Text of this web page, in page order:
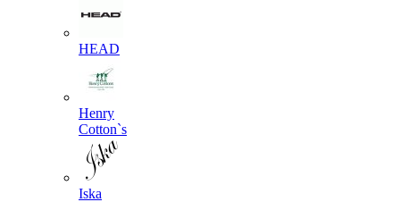
HEAD
Henry
Cotton`s
Iska